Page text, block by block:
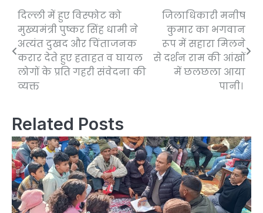
Post
navigation
दिल्ली में हुए विस्फोट को
मुख्यमंत्री पुष्कर सिंह धामी ने
अत्यंत दुखद और चिंताजनक
करार देते हुए हताहत व घायल
लोगों के प्रति गहरी संवेदना की
व्यक्त
जिलाधिकारी मनीष
कुमार का भगवान
रूप में सहारा मिलने
से दर्शन राम की आंखों
में छलछला आया
पानी।
Related Posts